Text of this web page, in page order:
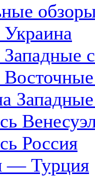
Украина
Западные
Россия
— Турция